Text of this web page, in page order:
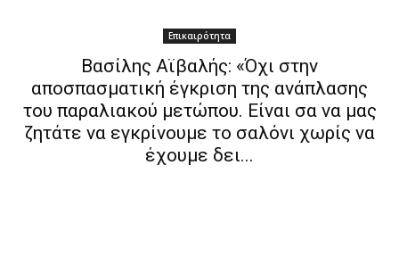
Επικαιρότητα
Βασίλης Αϊβαλής: «Όχι στην
αποσπασματική έγκριση της ανάπλασης
του παραλιακού μετώπου. Είναι σα να μας
ζητάτε να εγκρίνουμε το σαλόνι χωρίς να
έχουμε δει...